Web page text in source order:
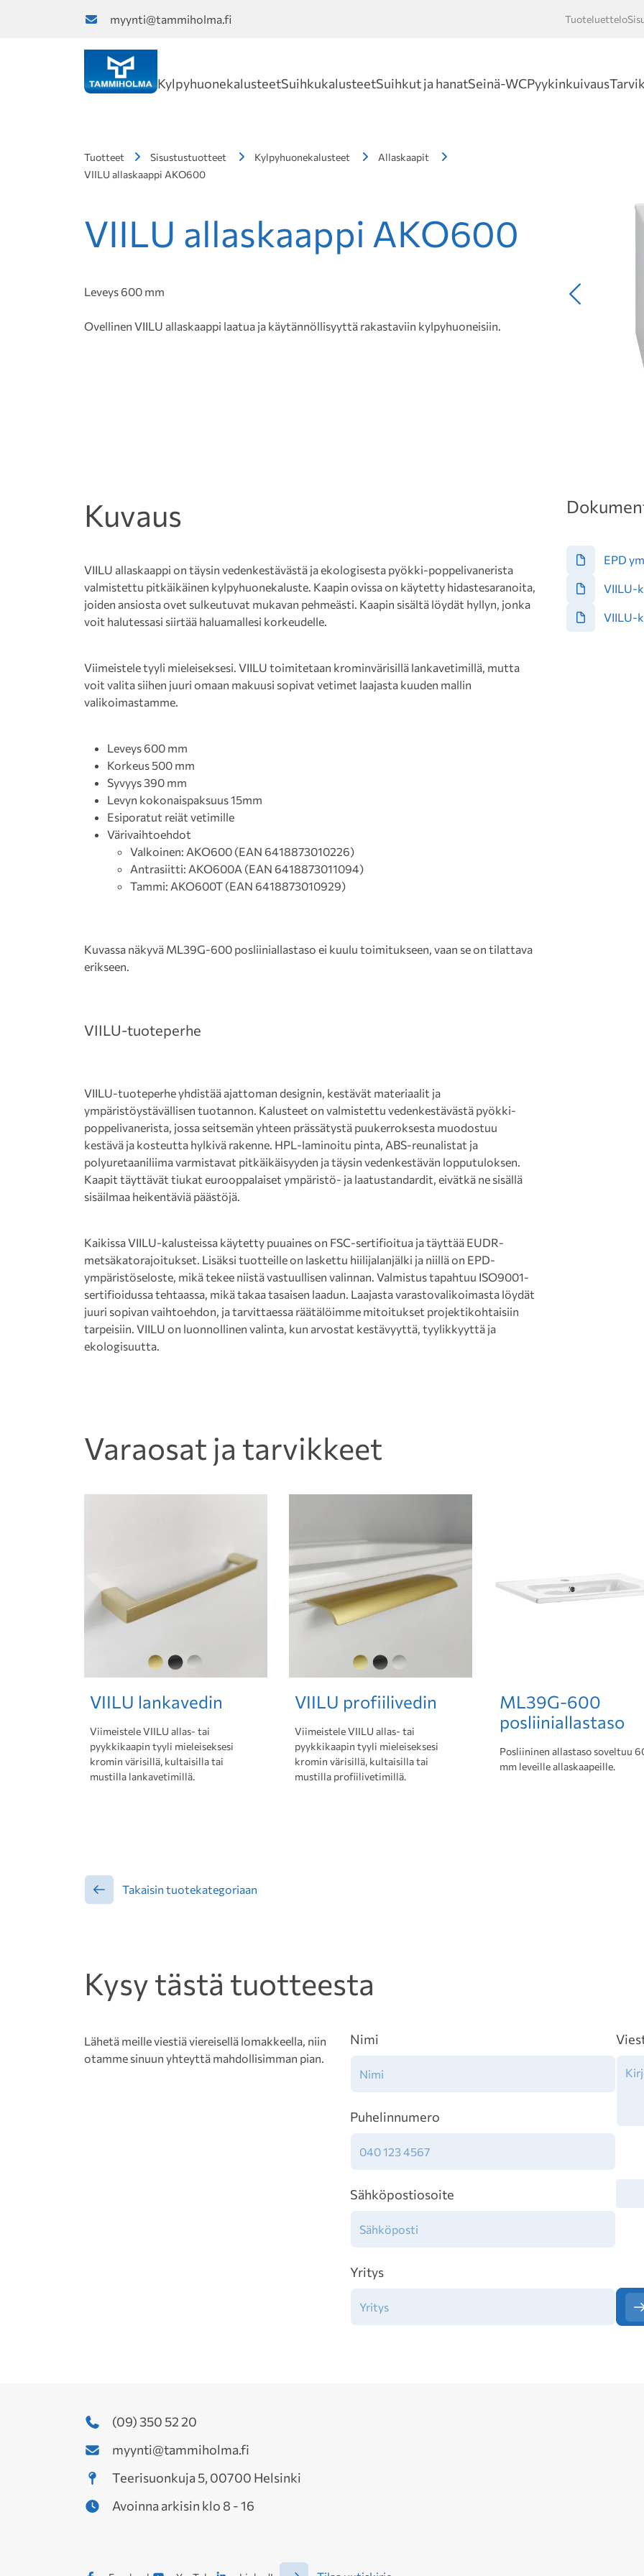
myynti@tammiholma.fi Tuoteluettelo
KylpyhuonekalusteetSuihkukalusteetSuihkut ja hanatSeinä-WCPyykinkuivaus
Tuotteet Sisustustuotteet Kylpyhuonekalusteet
Allaskaapit
VIILU allaskaappi AKO600
VIILU allaskaappi AKO600
Leveys 600 mm
Ovellinen VIILU allaskaappi laatua ja käytännöllisyyttä rakastaviin kylpyhuoneisiin.
Edellinen
Kuvaus
VIILU allaskaappi on täysin vedenkestävästä ja ekologisesta pyökki-poppelivanerista
valmistettu pitkäikäinen kylpyhuonekaluste. Kaapin ovissa on käytetty hidastesaranoita,
joiden ansiosta ovet sulkeutuvat mukavan pehmeästi. Kaapin sisältä löydät hyllyn, jonka
voit halutessasi siirtää haluamallesi korkeudelle.
Viimeistele tyyli mieleiseksesi. VIILU toimitetaan krominvärisillä lankavetimillä, mutta
voit valita siihen juuri omaan makuusi sopivat vetimet laajasta kuuden mallin
valikoimastamme.
Leveys 600 mm
Korkeus 500 mm
Syvyys 390 mm
Levyn kokonaispaksuus 15mm
Esiporatut reiät vetimille
Värivaihtoehdot
Valkoinen: AKO600 (EAN 6418873010226)
Antrasiitti: AKO600A (EAN 6418873011094)
Tammi: AKO600T (EAN 6418873010929)
Kuvassa näkyvä ML39G-600 posliiniallastaso ei kuulu toimitukseen, vaan se on tilattava
erikseen.
VIILU-tuoteperhe
VIILU-tuoteperhe yhdistää ajattoman designin, kestävät materiaalit ja
ympäristöystävällisen tuotannon. Kalusteet on valmistettu vedenkestävästä pyökki-
poppelivanerista, jossa seitsemän yhteen prässätystä puukerroksesta muodostuu
kestävä ja kosteutta hylkivä rakenne. HPL-laminoitu pinta, ABS-reunalistat ja
polyuretaaniliima varmistavat pitkäikäisyyden ja täysin vedenkestävän lopputuloksen.
Kaapit täyttävät tiukat eurooppalaiset ympäristö- ja laatustandardit, eivätkä ne sisällä
sisäilmaa heikentäviä päästöjä.
Kaikissa VIILU-kalusteissa käytetty puuaines on FSC-sertifioitua ja täyttää EUDR-
metsäkatorajoitukset. Lisäksi tuotteille on laskettu hiilijalanjälki ja niillä on EPD-
ympäristöseloste, mikä tekee niistä vastuullisen valinnan. Valmistus tapahtuu ISO9001-
sertifioidussa tehtaassa, mikä takaa tasaisen laadun. Laajasta varastovalikoimasta löydät
juuri sopivan vaihtoehdon, ja tarvittaessa räätälöimme mitoitukset projektikohtaisiin
tarpeisiin. VIILU on luonnollinen valinta, kun arvostat kestävyyttä, tyylikkyyttä ja
ekologisuutta.
EPD
VIILU-
VIILU-
Varaosat ja tarvikkeet
VIILU lankavedin
Viimeistele VIILU allas- tai
pyykkikaapin tyyli mieleiseksesi
kromin värisillä, kultaisilla tai
mustilla lankavetimillä.
VIILU profiilivedin
Viimeistele VIILU allas- tai
pyykkikaapin tyyli mieleiseksesi
kromin värisillä, kultaisilla tai
mustilla profiilivetimillä.
ML39G-600
posliiniallastaso
Posliininen allastaso soveltuu
mm leveille allaskaapeille.
Takaisin tuotekategoriaan
Kysy tästä tuotteesta
Lähetä meille viestiä viereisellä lomakkeella, niin
otamme sinuun yhteyttä mahdollisimman pian.
Nimi
Puhelinnumero
Sähköpostiosoite
Yritys
(09) 350 52 20
myynti@tammiholma.fi
Teerisuonkuja 5, 00700 Helsinki
Avoinna arkisin klo 8 - 16